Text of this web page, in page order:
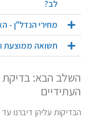
לב?
מחירי הנדל"ן -
תשואה ממוצעת
השלב הבא: בדיקת
העתידיים
הבדיקות עליהן דיברנו